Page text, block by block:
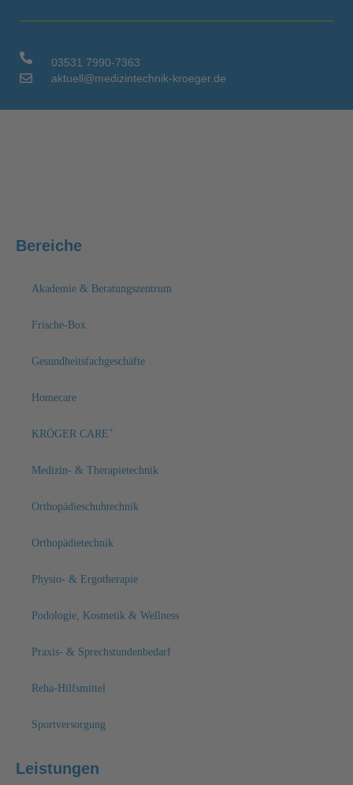
03531 7990-7363
aktuell@medizintechnik-kroeger.de
Bereiche
Akademie & Beratungszentrum
Frische-Box
Gesundheitsfachgeschäfte
Homecare
KRÖGER CARE+
Medizin- & Therapietechnik
Orthopädieschuhtechnik
Orthopädietechnik
Physio- & Ergotherapie
Podologie, Kosmetik & Wellness
Praxis- & Sprechstundenbedarf
Reha-Hilfsmittel
Sportversorgung
Leistungen